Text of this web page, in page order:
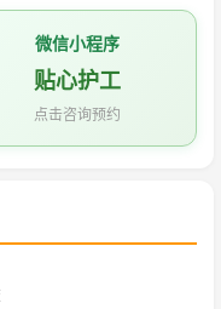
微信小程序
贴心护工
点击咨询预约